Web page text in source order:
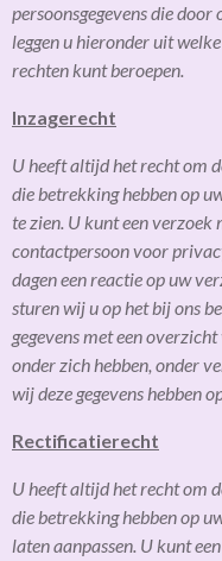
persoonsgegevens die
leggen u hieronder uit
rechten kunt beroepen.
Inzagerecht
U heeft altijd het recht om
die betrekking hebben op
te zien. U kunt een verzoek
contactpersoon voor
dagen een reactie op uw
sturen wij u op het bij ons
gegevens met een
onder zich hebben, onder
wij deze gegevens hebben
Rectificatierecht
U heeft altijd het recht om
die betrekking hebben op
laten aanpassen. U kunt